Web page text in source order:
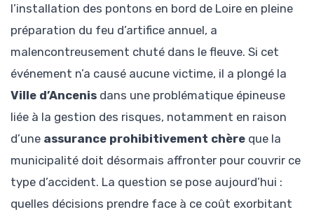
l’installation des pontons en bord de Loire en pleine
préparation du feu d’artifice annuel, a
malencontreusement chuté dans le fleuve. Si cet
événement n’a causé aucune victime, il a plongé la
Ville d’Ancenis dans une problématique épineuse
liée à la gestion des risques, notamment en raison
d’une assurance prohibitivement chère que la
municipalité doit désormais affronter pour couvrir ce
type d’accident. La question se pose aujourd’hui :
quelles décisions prendre face à ce coût exorbitant